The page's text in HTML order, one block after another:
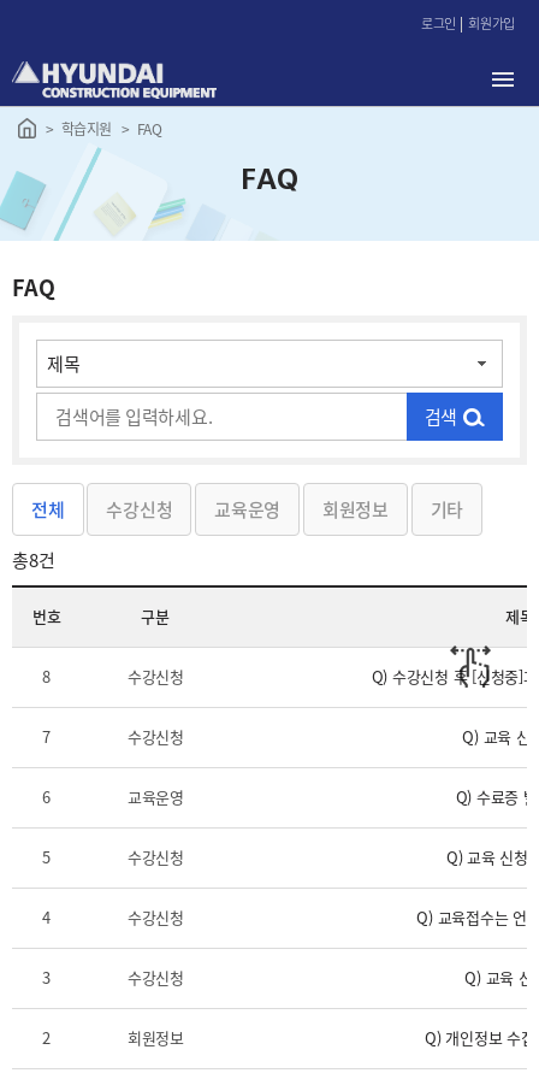
로
가
로그인 회원가입
학습지원 FAQ
FAQ
FAQ
검색
전체 수강신청 교육운영 회원정보
기타
총8건
번호 구분 제목
8 수강신청 Q) 수강신청 후 [신청중]
7 수강신청 Q) 교육 신
6 교육운영 Q) 수료증
5 수강신청 Q) 교육 신청
4 수강신청 Q) 교육접수는 언
3 수강신청 Q) 교육 신
2 회원정보 Q) 개인정보 수